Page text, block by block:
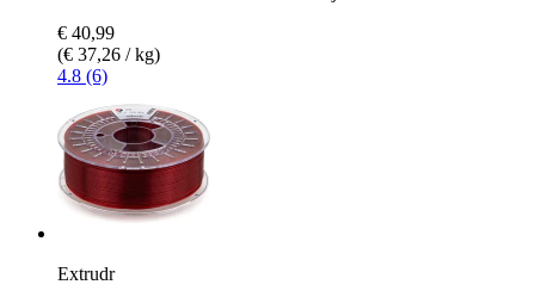
€ 40,99
(€ 37,26 / kg)
4.8 (6)
Extrudr